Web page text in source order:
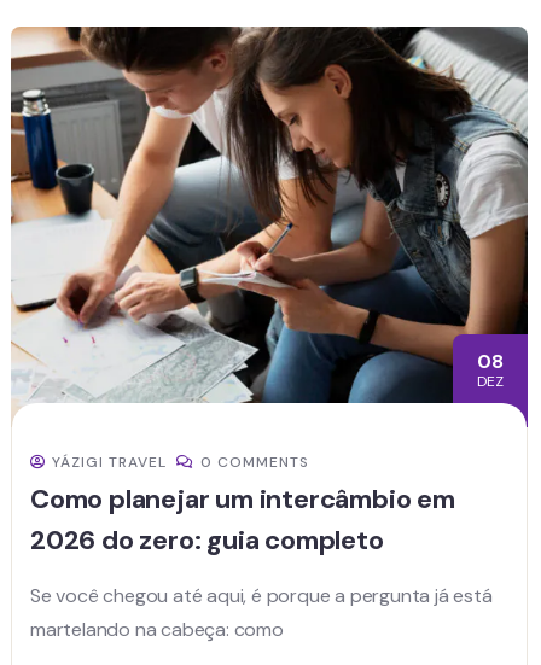
08
DEZ
YÁZIGI TRAVEL 0 COMMENTS
Como planejar um intercâmbio em
2026 do zero: guia completo
Se você chegou até aqui, é porque a pergunta já está
martelando na cabeça: como